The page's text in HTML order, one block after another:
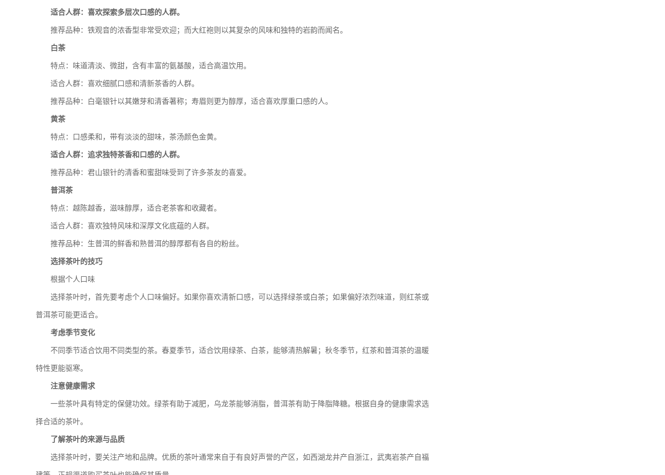
适合人群：喜欢探索多层次口感的人群。
推荐品种：铁观音的浓香型非常受欢迎；而大红袍则以其复杂的风味和独特的岩韵而闻名。
白茶
特点：味道清淡、微甜，含有丰富的氨基酸，适合高温饮用。
适合人群：喜欢细腻口感和清新茶香的人群。
推荐品种：白毫银针以其嫩芽和清香著称；寿眉则更为醇厚，适合喜欢厚重口感的人。
黄茶
特点：口感柔和，带有淡淡的甜味，茶汤颜色金黄。
适合人群：追求独特茶香和口感的人群。
推荐品种：君山银针的清香和蜜甜味受到了许多茶友的喜爱。
普洱茶
特点：越陈越香，滋味醇厚，适合老茶客和收藏者。
适合人群：喜欢独特风味和深厚文化底蕴的人群。
推荐品种：生普洱的鲜香和熟普洱的醇厚都有各自的粉丝。
选择茶叶的技巧
根据个人口味
选择茶叶时，首先要考虑个人口味偏好。如果你喜欢清新口感，可以选择绿茶或白茶；如果偏好浓烈味道，则红茶或
普洱茶可能更适合。
考虑季节变化
不同季节适合饮用不同类型的茶。春夏季节，适合饮用绿茶、白茶，能够清热解暑；秋冬季节，红茶和普洱茶的温暖
特性更能驱寒。
注意健康需求
一些茶叶具有特定的保健功效。绿茶有助于减肥，乌龙茶能够消脂，普洱茶有助于降脂降糖。根据自身的健康需求选
择合适的茶叶。
了解茶叶的来源与品质
选择茶叶时，要关注产地和品牌。优质的茶叶通常来自于有良好声誉的产区，如西湖龙井产自浙江，武夷岩茶产自福